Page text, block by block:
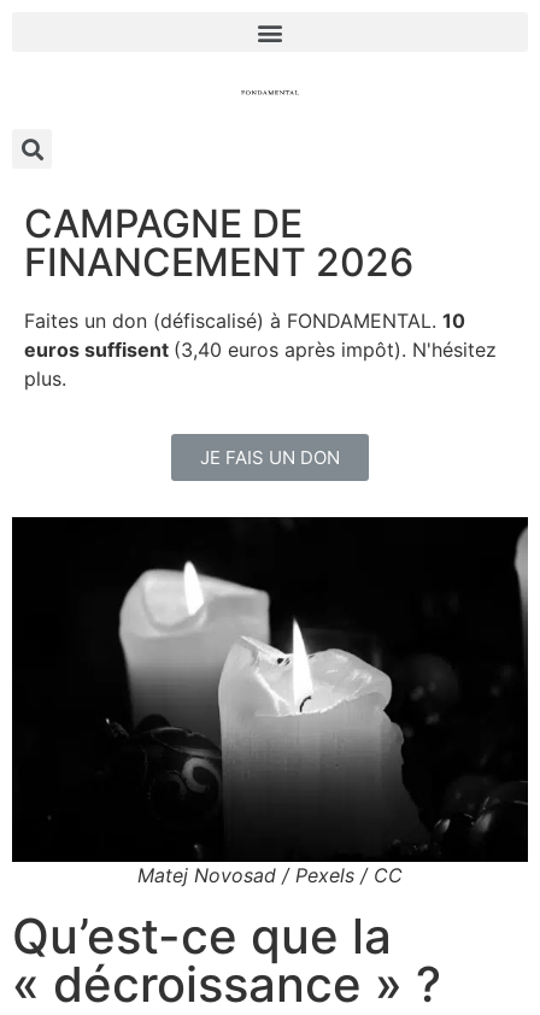
CAMPAGNE DE
FINANCEMENT 2026
Faites un don (défiscalisé) à FONDAMENTAL. 10
euros suffisent (3,40 euros après impôt). N'hésitez
plus.
JE FAIS UN DON
Matej Novosad / Pexels / CC
Qu’est-ce que la
« décroissance » ?